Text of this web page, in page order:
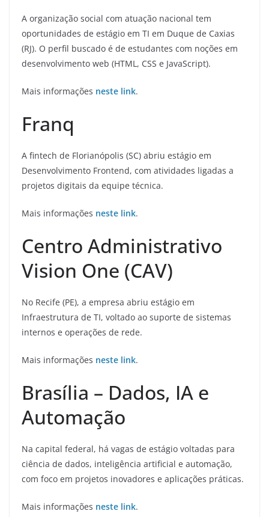
A organização social com atuação nacional tem
oportunidades de estágio em TI em Duque de Caxias
(RJ). O perfil buscado é de estudantes com noções em
desenvolvimento web (HTML, CSS e JavaScript).
Mais informações neste link.
Franq
A fintech de Florianópolis (SC) abriu estágio em
Desenvolvimento Frontend, com atividades ligadas a
projetos digitais da equipe técnica.
Mais informações neste link.
Centro Administrativo
Vision One (CAV)
No Recife (PE), a empresa abriu estágio em
Infraestrutura de TI, voltado ao suporte de sistemas
internos e operações de rede.
Mais informações neste link.
Brasília – Dados, IA e
Automação
Na capital federal, há vagas de estágio voltadas para
ciência de dados, inteligência artificial e automação,
com foco em projetos inovadores e aplicações práticas.
Mais informações neste link.